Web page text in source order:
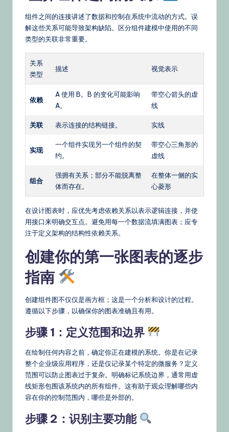
组件之间的连接讲述了数据和控制在系统中流动的方式。误
解这些关系可能导致架构缺陷。区分组件建模中使用的不同
类型的关联非常重要。
关系
类型
描述 视觉表示
依赖
A 使用 B。B 的变化可能影响
A。
带空心箭头的虚
线
关联 表示连接的结构链接。 实线
实现
一个组件实现另一个组件的契
约。
带空心三角形的
虚线
组合
强拥有关系；部分不能脱离整
体而存在。
在整体一侧的实
心菱形
在设计图表时，应优先考虑依赖关系以表示逻辑连接，并使
用接口来明确交互点。避免用每一个数据流填满图表；应专
注于定义架构的结构性依赖关系。
创建你的第一张图表的逐步
指南
创建组件图不仅仅是画方框；这是一个分析和设计的过程。
遵循以下步骤，以确保你的图表准确且有用。
步骤 1：定义范围和边界
在绘制任何内容之前，确定你正在建模的系统。你是在记录
整个企业级应用程序，还是仅记录某个特定的微服务？定义
范围可以防止图表过于复杂。明确标记系统边界，通常用虚
线矩形包围该系统内的所有组件。这有助于观众理解哪些内
容在你的控制范围内，哪些是外部的。
步骤 2：识别主要功能